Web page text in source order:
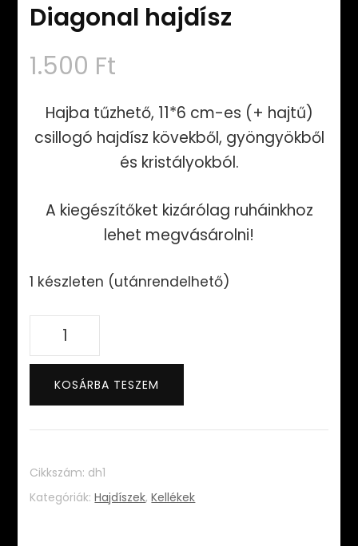
Diagonal hajdísz
1.500 Ft
Hajba tűzhető, 11*6 cm-es (+ hajtű)
csillogó hajdísz kövekből, gyöngyökből
és kristályokból.
A kiegészítőket kizárólag ruháinkhoz
lehet megvásárolni!
1 készleten (utánrendelhető)
Diagonal
hajdísz
mennyiség
KOSÁRBA TESZEM
Cikkszám: dh1
Kategóriák:Hajdíszek,Kellékek